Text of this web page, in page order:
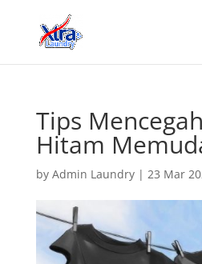
Tips
Hitam
by Admin Laundry| 23 Mar